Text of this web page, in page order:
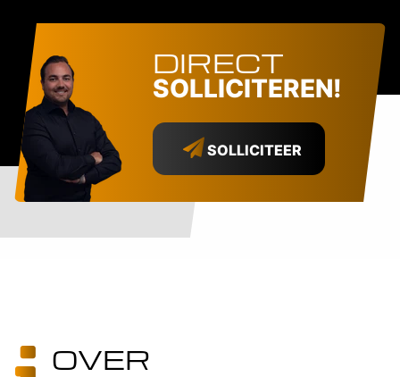
DIRECT
SOLLICITEREN!
SOLLICITEER
OVER